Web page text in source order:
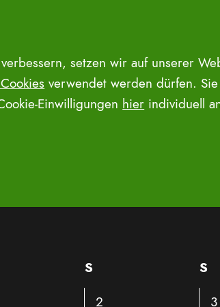
S S
0
2
0
3
setzen wir auf unserer
verwendet werden dürfen.
Einwilligungen hier individuell